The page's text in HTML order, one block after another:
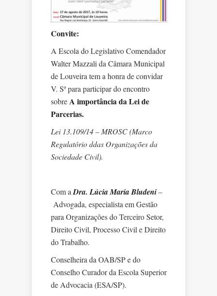
Convite:
A Escola do Legislativo Comendador
Walter Mazzali da Câmara Municipal
de Louveira tem a honra de convidar
V. Sª para participar do encontro
sobreA importância da Lei de
Parcerias.
Lei 13.109/14 – MROSC (Marco
Regulatório ddas Organizações da
Sociedade Civil).
Com aDra. Lúcia Maria Bludeni–
Advogada, especialista em Gestão
para Organizações do Terceiro Setor,
Direito Civil, Processo Civil e Direito
do Trabalho.
Conselheira da OAB/SP e do
Conselho Curador da Escola Superior
de Advocacia (ESA/SP).